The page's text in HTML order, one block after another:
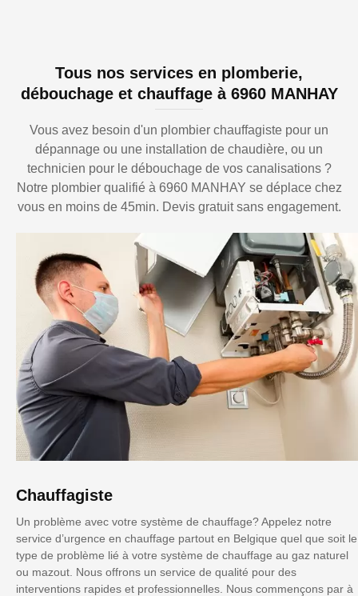
Tous nos services en plomberie,
débouchage et chauffage à 6960 MANHAY
Vous avez besoin d'un plombier chauffagiste pour un
dépannage ou une installation de chaudière, ou un
technicien pour le débouchage de vos canalisations ?
Notre plombier qualifié à 6960 MANHAY se déplace chez
vous en moins de 45min. Devis gratuit sans engagement.
Chauffagiste
Un problème avec votre système de chauffage? Appelez notre
service d’urgence en chauffage partout en Belgique quel que soit le
type de problème lié à votre système de chauffage au gaz naturel
ou mazout. Nous offrons un service de qualité pour des
interventions rapides et professionnelles. Nous commençons par à